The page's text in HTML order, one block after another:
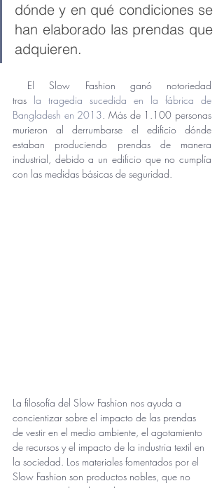
dónde y en qué condiciones se
han elaborado las prendas que
adquieren.
tras la tragedia sucedida en la fábrica de
Bangladesh en 2013. Más de 1.100 personas
murieron al derrumbarse el edificio dónde
estaban produciendo prendas de manera
industrial, debido a un edificio que no cumplía
con las medidas básicas de seguridad.
La filosofía del Slow Fashion nos ayuda a
concientizar sobre el impacto de las prendas
de vestir en el medio ambiente, el agotamiento
de recursos y el impacto de la industria textil en
la sociedad. Los materiales fomentados por el
Slow Fashion son productos nobles, que no